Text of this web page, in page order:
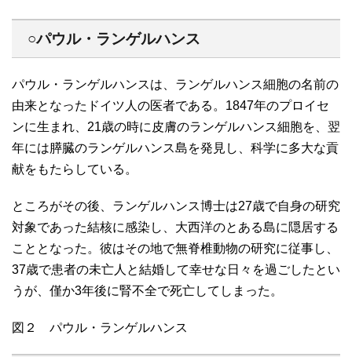
○パウル・ランゲルハンス
パウル・ランゲルハンスは、ランゲルハンス細胞の名前の
由来となったドイツ人の医者である。1847年のプロイセ
ンに生まれ、21歳の時に皮膚のランゲルハンス細胞を、翌
年には膵臓のランゲルハンス島を発見し、科学に多大な貢
献をもたらしている。
ところがその後、ランゲルハンス博士は27歳で自身の研究
対象であった結核に感染し、大西洋のとある島に隠居する
こととなった。彼はその地で無脊椎動物の研究に従事し、
37歳で患者の未亡人と結婚して幸せな日々を過ごしたとい
うが、僅か3年後に腎不全で死亡してしまった。
図２ パウル・ランゲルハンス